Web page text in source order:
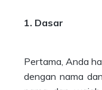
1. Dasar
Pertama, Anda
dengan nama